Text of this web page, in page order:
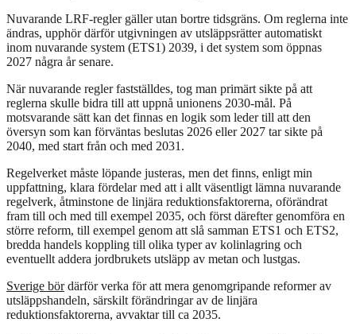
Nuvarande LRF-regler gäller utan bortre tidsgräns. Om reglerna inte
ändras, upphör därför utgivningen av utsläppsrätter automatiskt
inom nuvarande system (ETS1) 2039, i det system som öppnas
2027 några år senare.
När nuvarande regler fastställdes, tog man primärt sikte på att
reglerna skulle bidra till att uppnå unionens 2030-mål. På
motsvarande sätt kan det finnas en logik som leder till att den
översyn som kan förväntas beslutas 2026 eller 2027 tar sikte på
2040, med start från och med 2031.
Regelverket måste löpande justeras, men det finns, enligt min
uppfattning, klara fördelar med att i allt väsentligt lämna nuvarande
regelverk, åtminstone de linjära reduktionsfaktorerna, oförändrat
fram till och med till exempel 2035, och först därefter genomföra en
större reform, till exempel genom att slå samman ETS1 och ETS2,
bredda handels koppling till olika typer av kolinlagring och
eventuellt addera jordbrukets utsläpp av metan och lustgas.
Sverige bördärför verka för att mera genomgripande reformer av
utsläppshandeln, särskilt förändringar av de linjära
reduktionsfaktorerna, avvaktar till ca 2035.